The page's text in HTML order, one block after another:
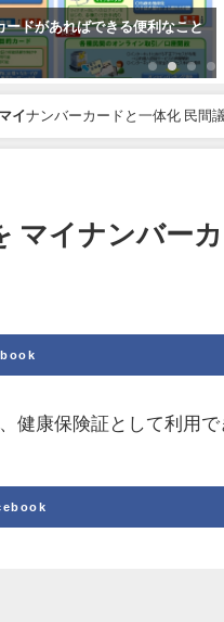
ードがあればできる便利なこと
マイナンバーカードと一体化 民間
マイナンバー
健康保険証として利用